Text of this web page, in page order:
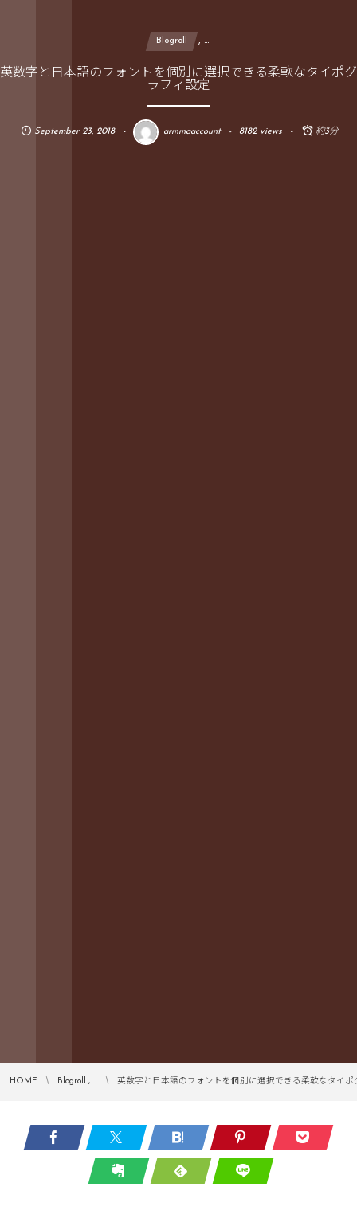
Blogroll , …
英数字と日本語のフォントを個別に選択できる柔軟なタイポグ
ラフィ設定
September 23, 2018 armmaaccount 8182 views 約3分
HOME Blogroll , … 英数字と日本語のフォントを個別に選択できる柔軟なタイポ